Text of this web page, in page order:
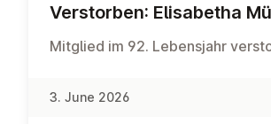
Ver­storben: Elisa­betha
Mitglied im 92. Lebensjahr
3. June 2026